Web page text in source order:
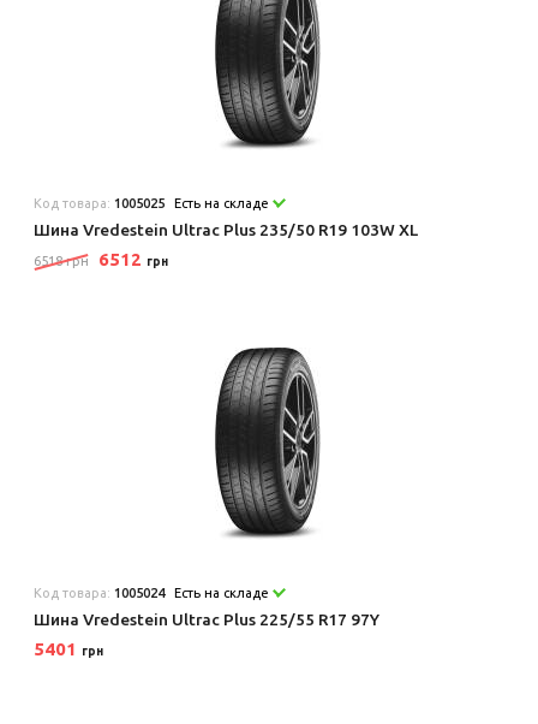
Код товара: 1005025 Есть на складе
Шина Vredestein Ultrac Plus 235/50 R19 103W XL
6518 грн 6512 грн
Код товара: 1005024 Есть на складе
Шина Vredestein Ultrac Plus 225/55 R17 97Y
5401 грн